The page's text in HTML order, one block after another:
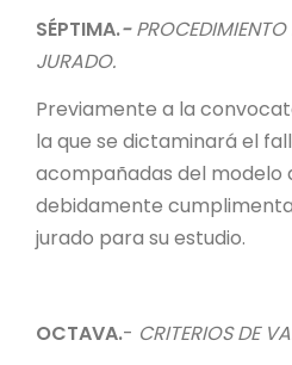
SÉPTIMA.-
JURADO.
Previamente a la
la que se dictaminará el
acompañadas del modelo
debidamente
jurado para su estudio.
OCTAVA.- CRITERIOS DE